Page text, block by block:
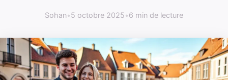
Sohan•5 octobre 2025•6 min de lecture